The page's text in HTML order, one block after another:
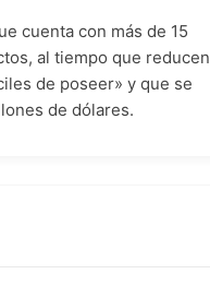
cuenta con más de 15
al tiempo que reducen
de poseer» y que se
de dólares.